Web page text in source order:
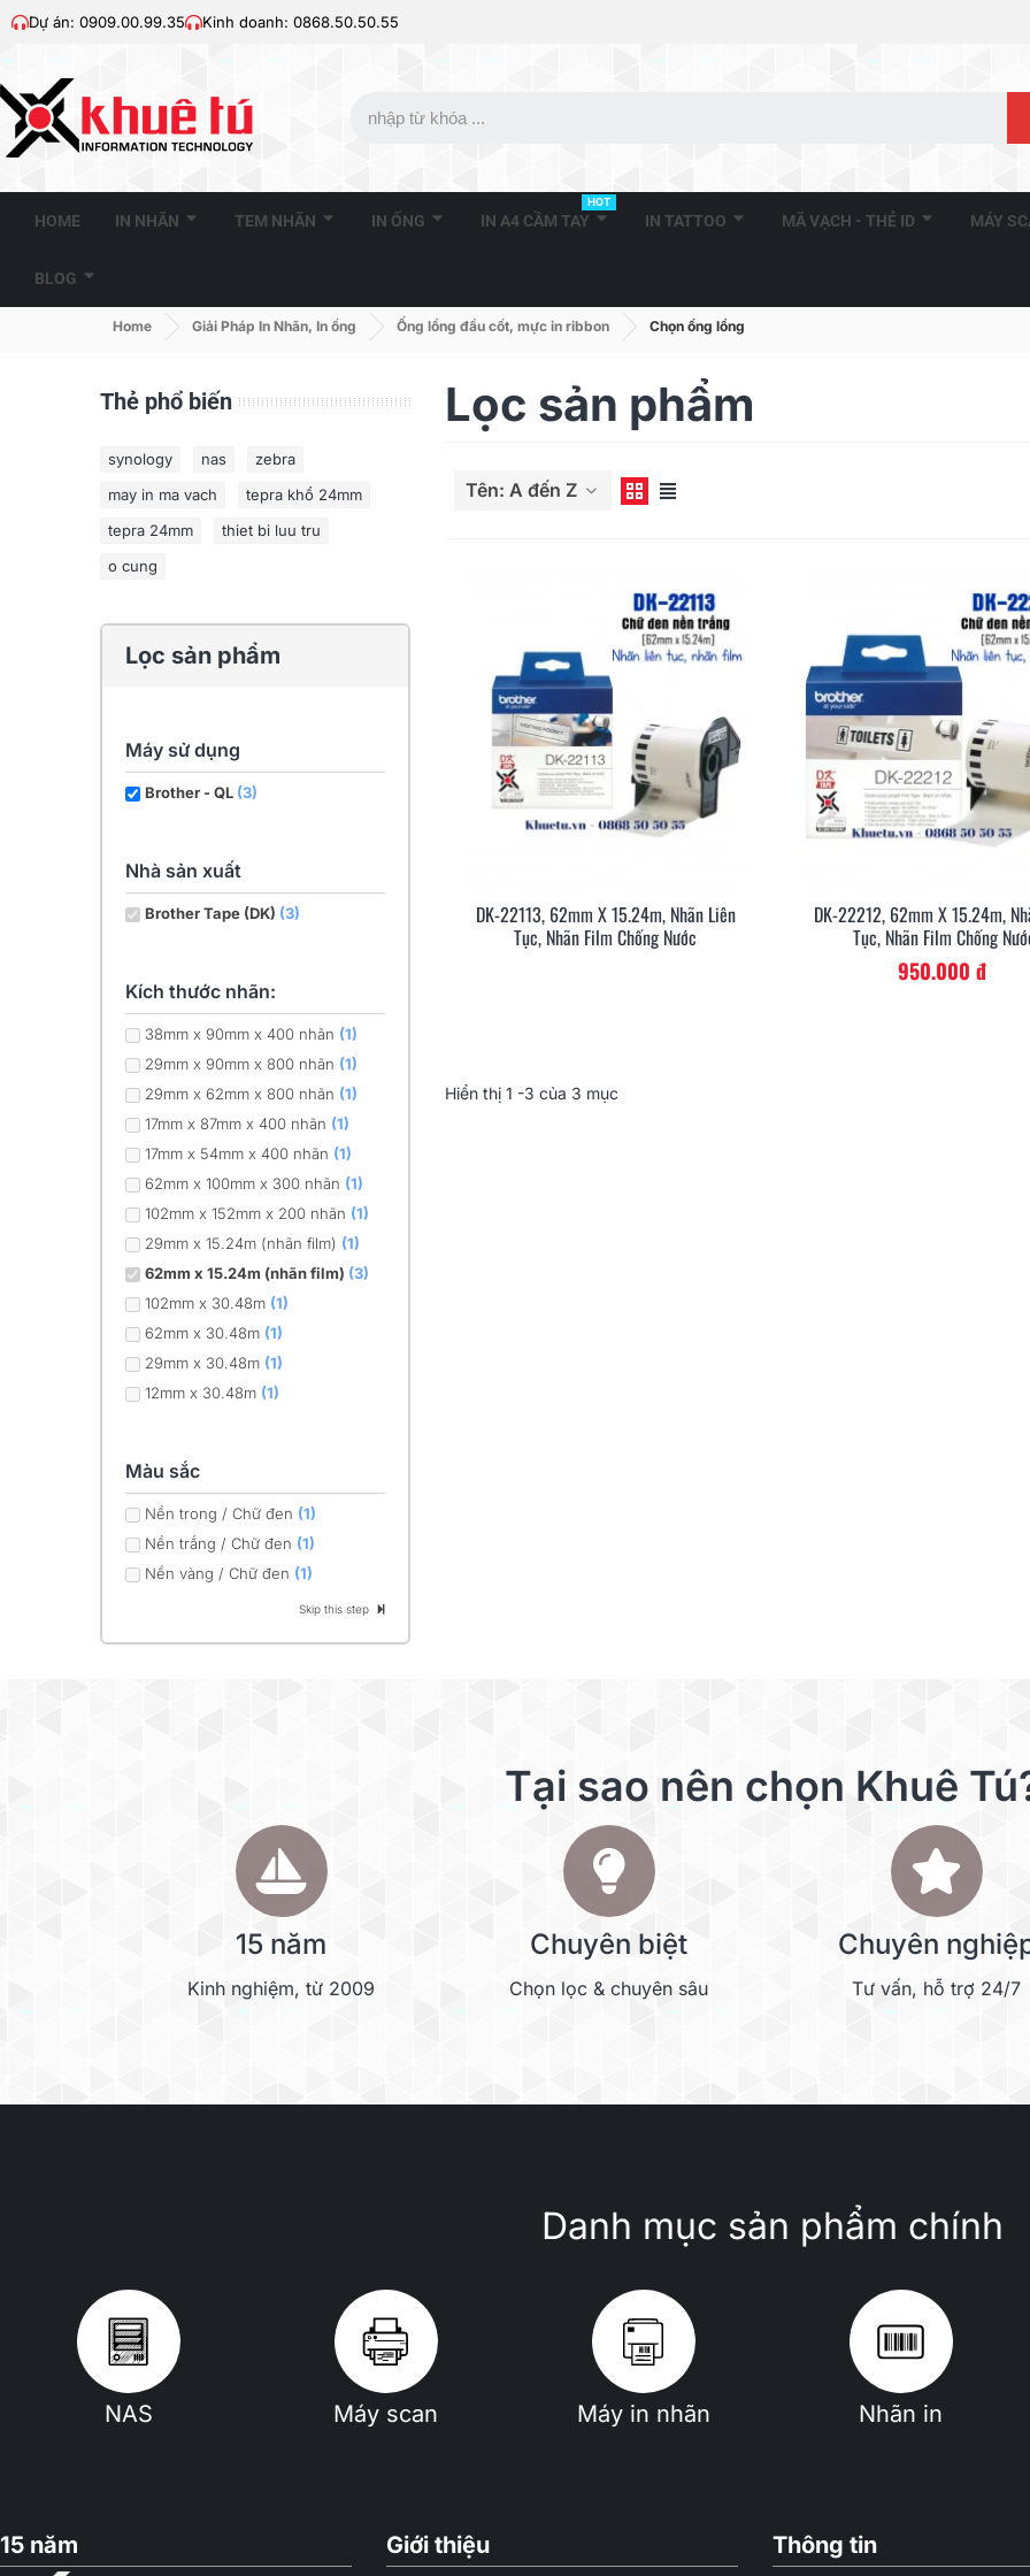
Dự án: 0909.00.99.35 Kinh doanh: 0868.50.50.55
HOME IN NHÃN TEM NHÃN IN ỐNG IN A4 CẦM TAY
HOT
IN TATTOO MÃ VẠCH - THẺ ID MÁY
BLOG
Home Giải Pháp In Nhãn, In ống Ống lồng đầu cốt, mực in ribbon Chọn ống lồng
Thẻ phổ biến
synology nas
zebra
may in ma vach
tepra khổ 24mm
tepra 24mm
thiet bi luu tru
o cung
Lọc sản phẩm
Máy sử dụng
Brother - QL (3)
Nhà sản xuất
Brother Tape (DK) (3)
Kích thước nhãn:
38mm x 90mm x 400 nhãn (1)
29mm x 90mm x 800 nhãn (1)
29mm x 62mm x 800 nhãn (1)
17mm x 87mm x 400 nhãn (1)
17mm x 54mm x 400 nhãn (1)
62mm x 100mm x 300 nhãn (1)
102mm x 152mm x 200 nhãn (1)
29mm x 15.24m (nhãn film) (1)
62mm x 15.24m (nhãn film) (3)
102mm x 30.48m (1)
62mm x 30.48m (1)
29mm x 30.48m (1)
12mm x 30.48m (1)
Màu sắc
Nền trong / Chữ đen (1)
Nền trắng / Chữ đen (1)
Nền vàng / Chữ đen (1)
Skip this step
Lọc sản phẩm
Tên: A đến Z
Xem Nhanh
DK-22113, 62mm X 15.24m, Nhãn Liên
Tục, Nhãn Film Chống Nước
Xem
DK-22212, 62mm X 15.24m,
Tục, Nhãn Film Chống
950.000 đ
Hiển thị 1 -3 của 3 mục
Tại sao nên chọn Khuê
15 năm
Kinh nghiệm, từ 2009
Chuyên biệt
Chọn lọc & chuyên sâu
Chuyên
Tư vấn, hỗ trợ 24/7
Danh mục sản phẩm chính
NAS Máy scan Máy in nhãn Nhãn in
15 năm Giới thiệu Thông tin